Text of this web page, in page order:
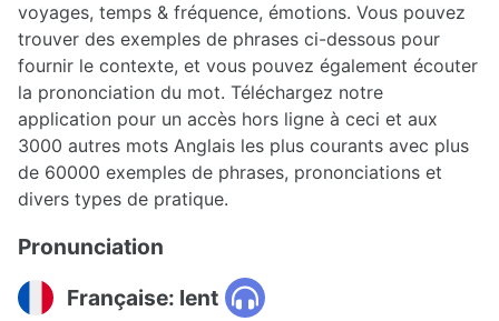
voyages, temps & fréquence, émotions. Vous pouvez
trouver des exemples de phrases ci-dessous pour
fournir le contexte, et vous pouvez également écouter
la prononciation du mot. Téléchargez notre
application pour un accès hors ligne à ceci et aux
3000 autres mots Anglais les plus courants avec plus
de 60000 exemples de phrases, prononciations et
divers types de pratique.
Pronunciation
Française: lent